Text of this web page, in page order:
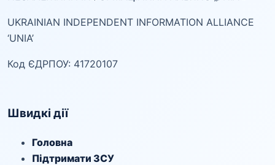
UKRAINIAN INDEPENDENT INFORMATION ALLIANCE
‘UNIA’
Код ЄДРПОУ: 41720107
Швидкі дії
Головна
Підтримати ЗСУ